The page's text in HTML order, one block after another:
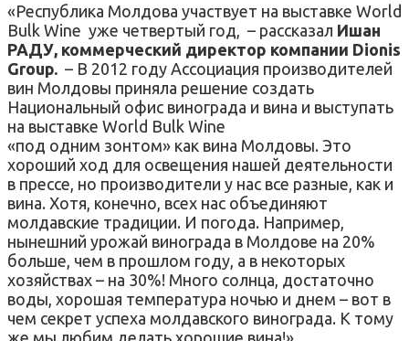
«Республика Молдова участвует на выставке World
Bulk Wine уже четвертый год, – рассказал Ишан
РАДУ, коммерческий директор компании Dionis
Group. – В 2012 году Ассоциация производителей
вин Молдовы приняла решение создать
Национальный офис винограда и вина и выступать
на выставке World Bulk Wine
«под одним зонтом» как вина Молдовы. Это
хороший ход для освещения нашей деятельности
в прессе, но производители у нас все разные, как и
вина. Хотя, конечно, всех нас объединяют
молдавские традиции. И погода. Например,
нынешний урожай винограда в Молдове на 20%
больше, чем в прошлом году, а в некоторых
хозяйствах – на 30%! Много солнца, достаточно
воды, хорошая температура ночью и днем – вот в
чем секрет успеха молдавского винограда. К тому
же мы любим делать хорошие вина!»